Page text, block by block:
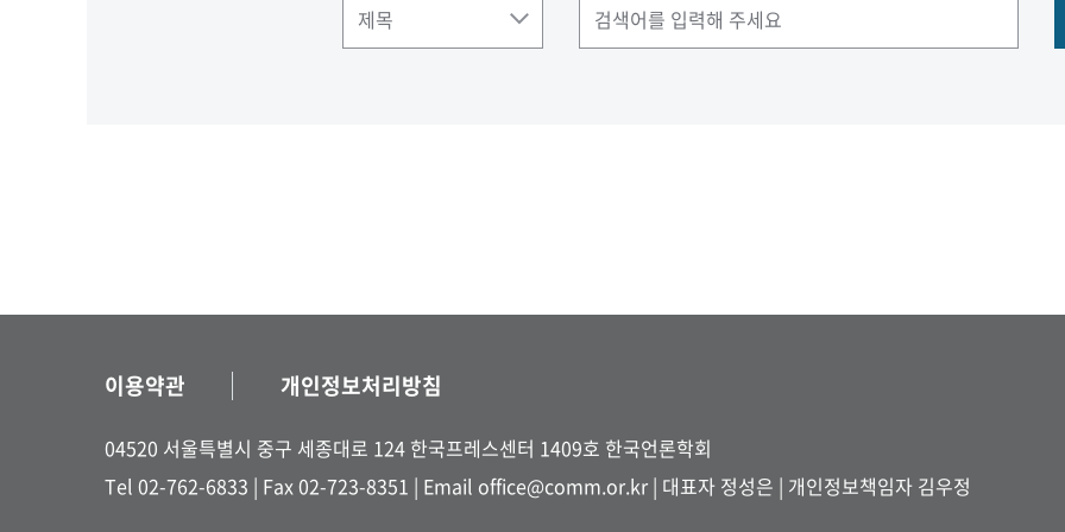
이용약관 개인정보처리방침
04520 서울특별시 중구 세종대로 124 한국프레스센터 1409호 한국언론학회
Tel 02-762-6833 | Fax 02-723-8351 | Email office@comm.or.kr | 대표자 정성은 | 개인정보책임자 김우정